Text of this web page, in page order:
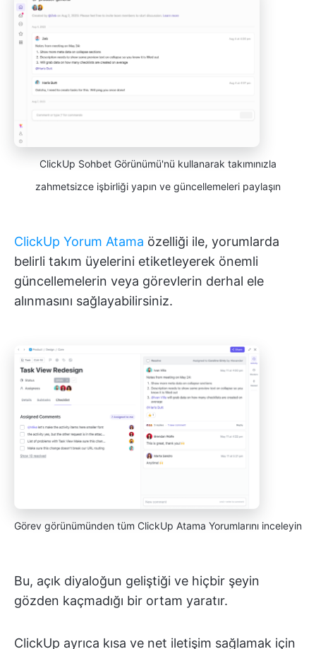
ClickUp Sohbet Görünümü'nü kullanarak takımınızla
zahmetsizce işbirliği yapın ve güncellemeleri paylaşın
ClickUp Yorum Atama özelliği ile, yorumlarda
belirli takım üyelerini etiketleyerek önemli
güncellemelerin veya görevlerin derhal ele
alınmasını sağlayabilirsiniz.
Görev görünümünden tüm ClickUp Atama Yorumlarını inceleyin
Bu, açık diyaloğun geliştiği ve hiçbir şeyin
gözden kaçmadığı bir ortam yaratır.
ClickUp ayrıca kısa ve net iletişim sağlamak için